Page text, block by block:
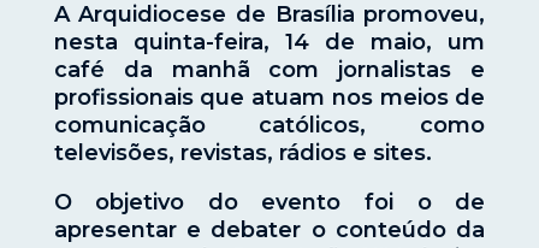
A Arquidiocese de Brasília promoveu,
nesta quinta-feira, 14 de maio, um
café da manhã com jornalistas e
profissionais que atuam nos meios de
comunicação católicos, como
televisões, revistas, rádios e sites.
O objetivo do evento foi o de
apresentar e debater o conteúdo da